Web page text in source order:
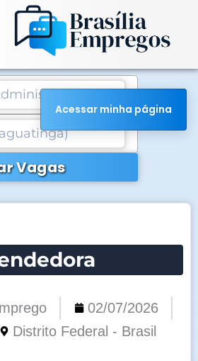
Vagas
02/07/2026
Distrito Federal - Brasil
Acessar minha página